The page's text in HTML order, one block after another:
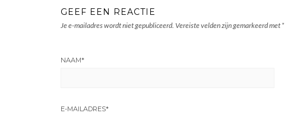
GEEF EEN REACTIE
Je e-mailadres wordt niet gepubliceerd. Vereiste velden zijn gemarkeerd met *
NAAM*
E-MAILADRES*